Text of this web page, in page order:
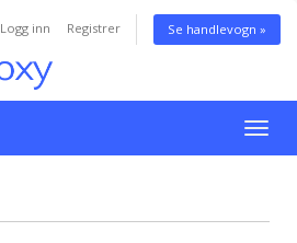
Logg inn Registrer Se handlevogn »
Bytt